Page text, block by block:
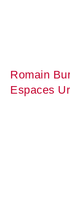
Romain
Espaces